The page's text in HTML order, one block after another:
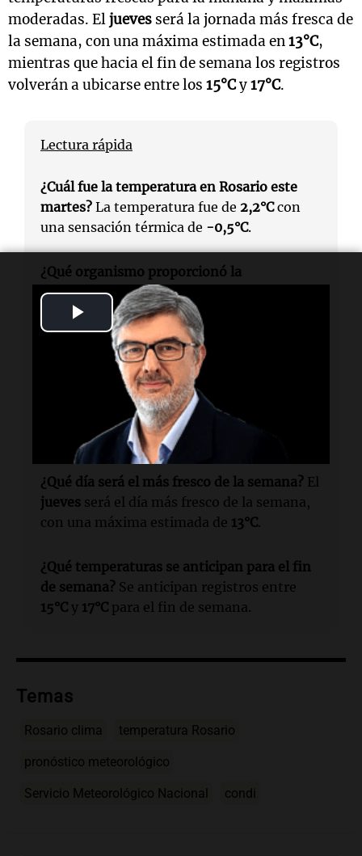
Play
Video
moderadas. Eljueves será la jornada más fresca de
la semana, con una máxima estimada en13°C,
mientras que hacia el fin de semana los registros
volverán a ubicarse entre los 15°Cy17°C.
Lectura rápida
¿Cuál fue la temperatura en Rosario este
martes? La temperatura fue de 2,2°Ccon
una sensación térmica de -0,5°C.
¿Qué organismo proporcionó la
información meteorológica?
información fue proporcionada por el
Servicio Meteorológico Nacional
¿Cuándo se espera que la temperatura
máxima alcance los 17°C?Se espera que la
temperatura máxima alcance los
largo de este martes.
¿Qué día será el más fresco de la semana? El
jueves será el día más fresco de la semana,
con una máxima estimada de 13°C.
¿Qué temperaturas se anticipan para el fin
de semana? Se anticipan registros entre
15°C y 17°C para el fin de semana.
Temas
Rosario clima temperatura Rosario
pronóstico meteorológico
Servicio Meteorológico Nacional condi